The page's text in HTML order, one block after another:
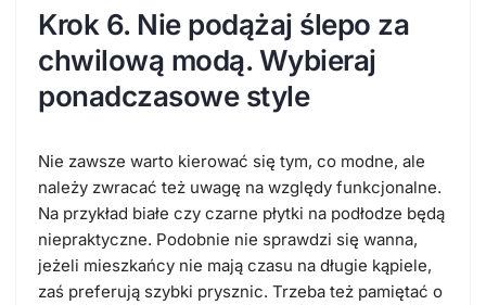
Krok 6. Nie podążaj ślepo za
chwilową modą. Wybieraj
ponadczasowe style
Nie zawsze warto kierować się tym, co modne, ale
należy zwracać też uwagę na względy funkcjonalne.
Na przykład białe czy czarne płytki na podłodze będą
niepraktyczne. Podobnie nie sprawdzi się wanna,
jeżeli mieszkańcy nie mają czasu na długie kąpiele,
zaś preferują szybki prysznic. Trzeba też pamiętać o